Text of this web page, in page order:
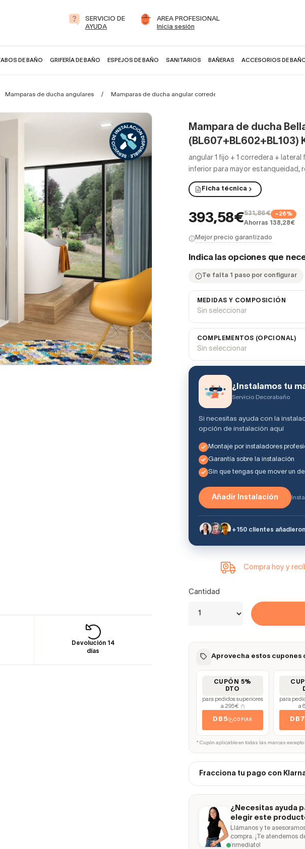
SERVICIO DE
AYUDA
AREA PROFESIONAL
Inicia sesión
DE BAÑO GRIFERÍA DE BAÑO ESPEJOS DE BAÑO SANITARIOS BAÑERAS ACCESORIOS DE
Mamparas de ducha angulares Mamparas de ducha angular corredera
Devolución 14
días
Mampara de ducha
(BL607+BL602+BL103)
angular 1 fijo + 1 corredera + lateral
inferior para mayor estanqueidad,
Ficha técnica
393,58€531,86€ −26%
Ahorras 138,28€
Mejor precio garantizado
Indica las opciones que
Te falta 1 paso por configurar
MEDIDAS Y COMPOSICIÓN
Sin seleccionar
COMPLEMENTOS (OPCIONAL)
Sin seleccionar
¿Instalamos tu
Servicio Decorabaño
Si necesitas ayuda con la
opción de instalación aquí
Montaje por instaladores
Garantía sobre la instalación
Sin que tengas que mover un
Añadir Instalación
+150 clientes
Compra hoy y
Cantidad
Aprovecha estos cupones
CUPÓN 5%
DTO
para pedidos superiores
a 295€
(*)
DB5 COPIAR
para
a
DB7
* Cupón aplicable en todas las marcas excepto
Fracciona tu pago con
¿Necesitas ayuda
elegir este
Llámanos y te
compra. ¡Te atendemos
inmediato!